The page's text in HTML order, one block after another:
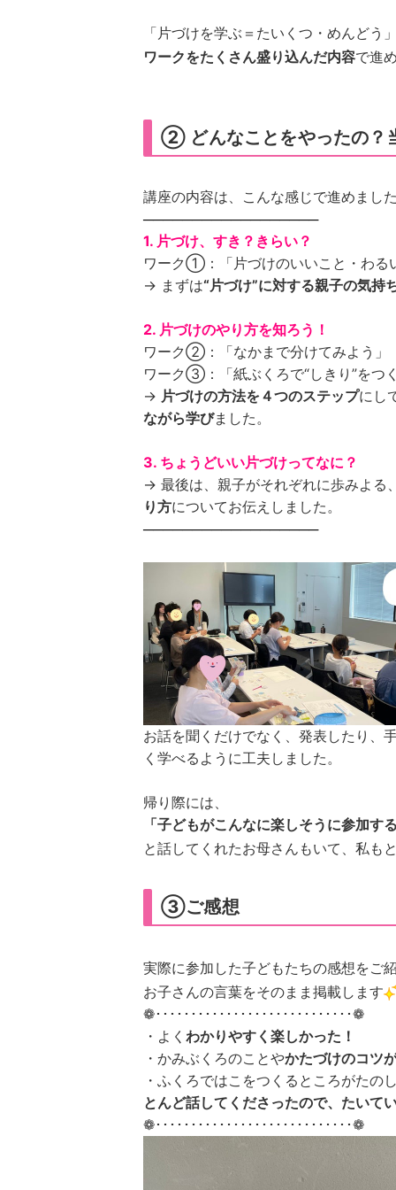
「片づけを学ぶ＝たいくつ・めんどう
ワークをたくさん盛り込んだ内容で進
② どんなことをやったの？
講座の内容は、こんな感じで進めまし
──────────────────
1. 片づけ、すき？きらい？
ワーク①：「片づけのいいこと・わる
→ まずは“片づけ”に対する親子の気持
2. 片づけのやり方を知ろう！
ワーク②：「なかまで分けてみよう」
ワーク③：「紙ぶくろで“しきり”をつ
→ 片づけの方法を４つのステップにし
ながら学びました。
3. ちょうどいい片づけってなに？
→ 最後は、親子がそれぞれに歩みよる
り方についてお伝えしました。
──────────────────
お話を聞くだけでなく、発表したり、
く学べるように工夫しました。
帰り際には、
「子どもがこんなに楽しそうに参加す
と話してくれたお母さんもいて、私も
③ご感想
実際に参加した子どもたちの感想をご
お子さんの言葉をそのまま掲載します
❁････････････････････････････❁
・よく わかりやすく楽しかった！
・かみぶくろのことやかたづけのコツ
・ふくろではこをつくるところがたの
とんど話してくださったので、たいて
❁････････････････････････････❁